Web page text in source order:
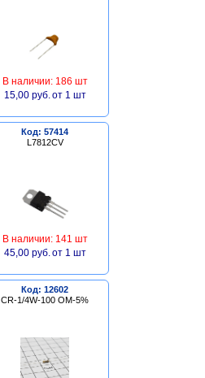
В наличии: 186 шт
15,00 руб. от 1 шт
Код: 57414
L7812CV
В наличии: 141 шт
45,00 руб. от 1 шт
Код: 12602
CR-1/4W-100 ОМ-5%